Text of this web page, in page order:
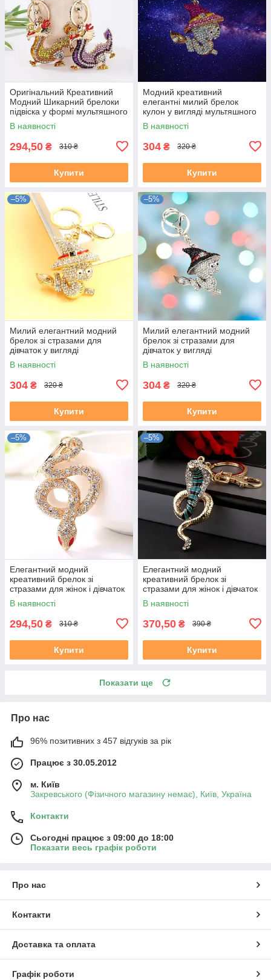
Оригінальний Креативний
Модний Шикарний брелоки
підвіска у формі мультяшного
китайського Дракончика
В наявності
294,50 ₴ 310 ₴
Купити
Модний креативний
елегантні милий брелок
кулон у вигляді мультяшного
персоналу Чарівна Змія
В наявності
304 ₴ 320 ₴
Купити
–5%
Милий елегантний модний
брелок зі стразами для
дівчаток у вигляді
мультяшного персоналу.
Чарівна Змія
В наявності
304 ₴ 320 ₴
Купити
–5%
Милий елегантний модний
брелок зі стразами для
дівчаток у вигляді
мультяшного персоналу.
Чарівна Змія
В наявності
304 ₴ 320 ₴
Купити
–5%
Елегантний модний
креативний брелок зі
стразами для жінок і дівчаток
як знак зодіак Змії
В наявності
294,50 ₴ 310 ₴
Купити
–5%
Елегантний модний
креативний брелок зі
стразами для жінок і дівчаток
як знак зодіак Змії
В наявності
370,50 ₴ 390 ₴
Купити
Показати ще
Про нас
96% позитивних з 457 відгуків за рік
Працює з 30.05.2012
м. Київ
Закревського (Фізичного магазину немає), Київ, Україна
Контакти
Сьогодні працює з 09:00 до 18:00
Показати весь графік роботи
Про нас
Контакти
Доставка та оплата
Графік роботи